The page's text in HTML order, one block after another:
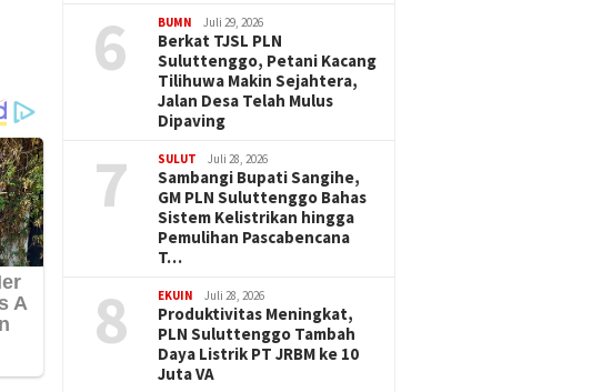
6 BUMN Juli 29, 2026
Berkat TJSL PLN
Suluttenggo, Petani Kacang
Tilihuwa Makin Sejahtera,
Jalan Desa Telah Mulus
Dipaving
7 SULUT Juli 28, 2026
Sambangi Bupati Sangihe,
GM PLN Suluttenggo Bahas
Sistem Kelistrikan hingga
Pemulihan Pascabencana
T…
8 EKUIN Juli 28, 2026
Produktivitas Meningkat,
PLN Suluttenggo Tambah
Daya Listrik PT JRBM ke 10
Juta VA